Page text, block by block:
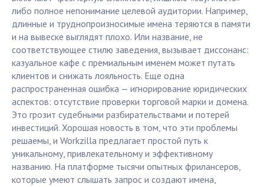
либо полное непонимание целевой аудитории. Например,
длинные и труднопроизносимые имена теряются в памяти
и на вывеске выглядят плохо. Или название, не
соответствующее стилю заведения, вызывает диссонанс:
казуальное кафе с премиальным именем может путать
клиентов и снижать лояльность. Еще одна
распространенная ошибка — игнорирование юридических
аспектов: отсутствие проверки торговой марки и домена.
Это грозит судебными разбирательствами и потерей
инвестиций. Хорошая новость в том, что эти проблемы
решаемы, и Workzilla предлагает простой путь к
уникальному, привлекательному и эффективному
названию. На платформе тысячи опытных фрилансеров,
которые умеют слышать запрос и создают имена,